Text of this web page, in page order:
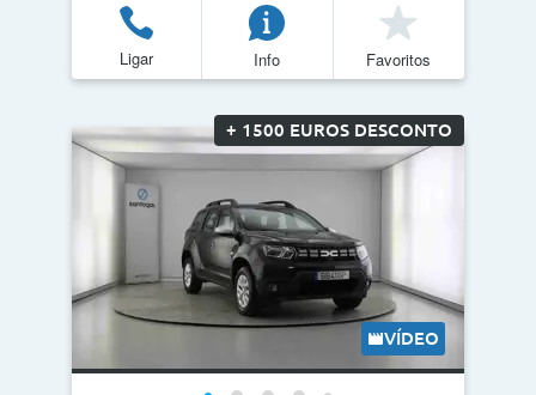
Quilómetros
270.000km
0g/km 300g/km
Ligar Info Favoritos
+ 1500 EUROS DESCONTO
VÍDEO